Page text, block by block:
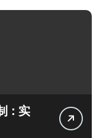
：实